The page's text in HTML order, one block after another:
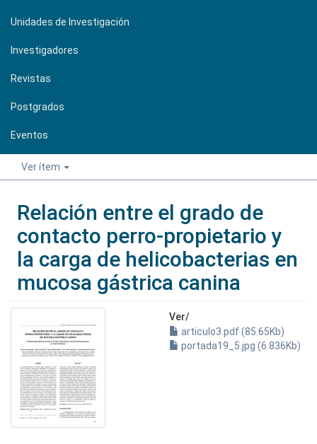
Unidades de Investigación
Investigadores
Revistas
Postgrados
Eventos
Ver ítem
Relación entre el grado de
contacto perro-propietario y
la carga de helicobacterias en
mucosa gástrica canina
Ver/
articulo3.pdf (85.65Kb)
portada19_5.jpg (6.836Kb)